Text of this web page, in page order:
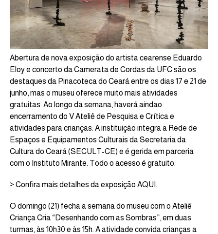
Abertura de nova exposição do artista cearense Eduardo
Eloy e concerto da Camerata de Cordas da UFC são os
destaques da Pinacoteca do Ceará entre os dias 17 e 21 de
junho, mas o museu oferece muito mais atividades
gratuitas. Ao longo da semana, haverá aindao
encerramento do V Ateliê de Pesquisa e Crítica e
atividades para crianças. A instituição integra a Rede de
Espaços e Equipamentos Culturais da Secretaria da
Cultura do Ceará (SECULT-CE) e é gerida em parceria
com o Instituto Mirante. Todo o acesso é gratuito.
> Confira mais detalhes da exposição AQUI.
O domingo (21) fecha a semana do museu com o Ateliê
Criança Cria “Desenhando com as Sombras”, em duas
turmas, às 10h30 e às 15h. A atividade convida crianças a